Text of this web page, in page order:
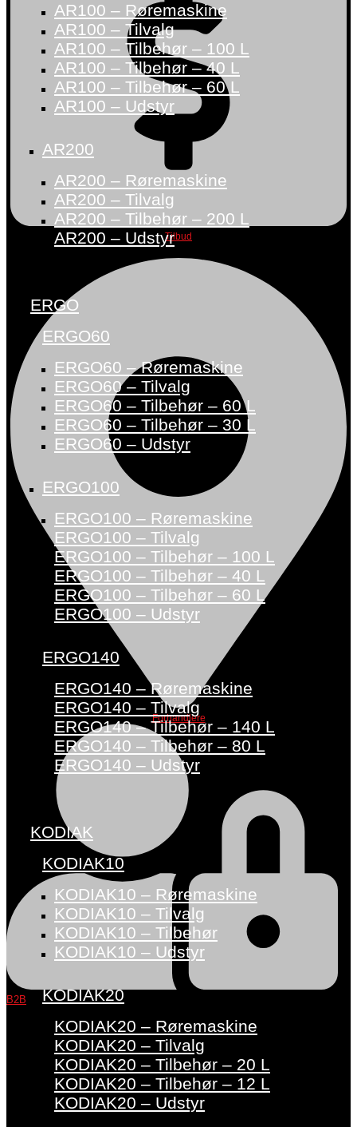
Tilbud
Forhandlere
B2B
AR100 – Røremaskine
AR100 – Tilvalg
AR100 – Tilbehør – 100 L
AR100 – Tilbehør – 40 L
AR100 – Tilbehør – 60 L
AR100 – Udstyr
AR200
AR200 – Røremaskine
AR200 – Tilvalg
AR200 – Tilbehør – 200 L
AR200 – Udstyr
ERGO
ERGO60
ERGO60 – Røremaskine
ERGO60 – Tilvalg
ERGO60 – Tilbehør – 60 L
ERGO60 – Tilbehør – 30 L
ERGO60 – Udstyr
ERGO100
ERGO100 – Røremaskine
ERGO100 – Tilvalg
ERGO100 – Tilbehør – 100 L
ERGO100 – Tilbehør – 40 L
ERGO100 – Tilbehør – 60 L
ERGO100 – Udstyr
ERGO140
ERGO140 – Røremaskine
ERGO140 – Tilvalg
ERGO140 – Tilbehør – 140 L
ERGO140 – Tilbehør – 80 L
ERGO140 – Udstyr
KODIAK
KODIAK10
KODIAK10 – Røremaskine
KODIAK10 – Tilvalg
KODIAK10 – Tilbehør
KODIAK10 – Udstyr
KODIAK20
KODIAK20 – Røremaskine
KODIAK20 – Tilvalg
KODIAK20 – Tilbehør – 20 L
KODIAK20 – Tilbehør – 12 L
KODIAK20 – Udstyr